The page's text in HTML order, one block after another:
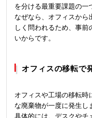
を分ける最重要課題の一
なぜなら、オフィスから
しく問われるため、事
いからです。
オフィスの移転で
オフィスや工場の移転時
な廃棄物が一度に発生し
具体的には、デスクやチ